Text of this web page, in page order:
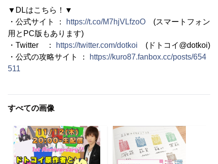
▼DLはこちら！▼
・公式サイト ：
https://t.co/M7hjVLfzoO (スマートフォン
用とPC版もあります)
・Twitter ：
https://twitter.com/dotkoi (ドトコイ@dotkoi)
・公式の攻略サイト ：
https://kuro87.fanbox.cc/posts/654
511
すべての画像